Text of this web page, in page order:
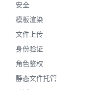
安全
模板渲染
文件上传
身份验证
角色鉴权
静态文件托管